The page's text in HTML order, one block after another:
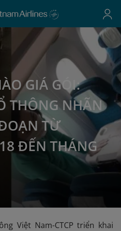
GIÁ GÓI:
THÔNG NHÃN
TỪ
ĐẾN THÁNG
Việt Nam-CTCP triển khai